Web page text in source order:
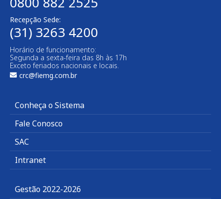
Recepção Sede:
(31) 3263 4200
Horário de funcionamento:
Segunda a sexta-feira das 8h às 17h
Exceto feriados nacionais e locais.
crc@fiemg.com.br
Conheça o Sistema
Fale Conosco
SAC
Intranet
Gestão 2022-2026